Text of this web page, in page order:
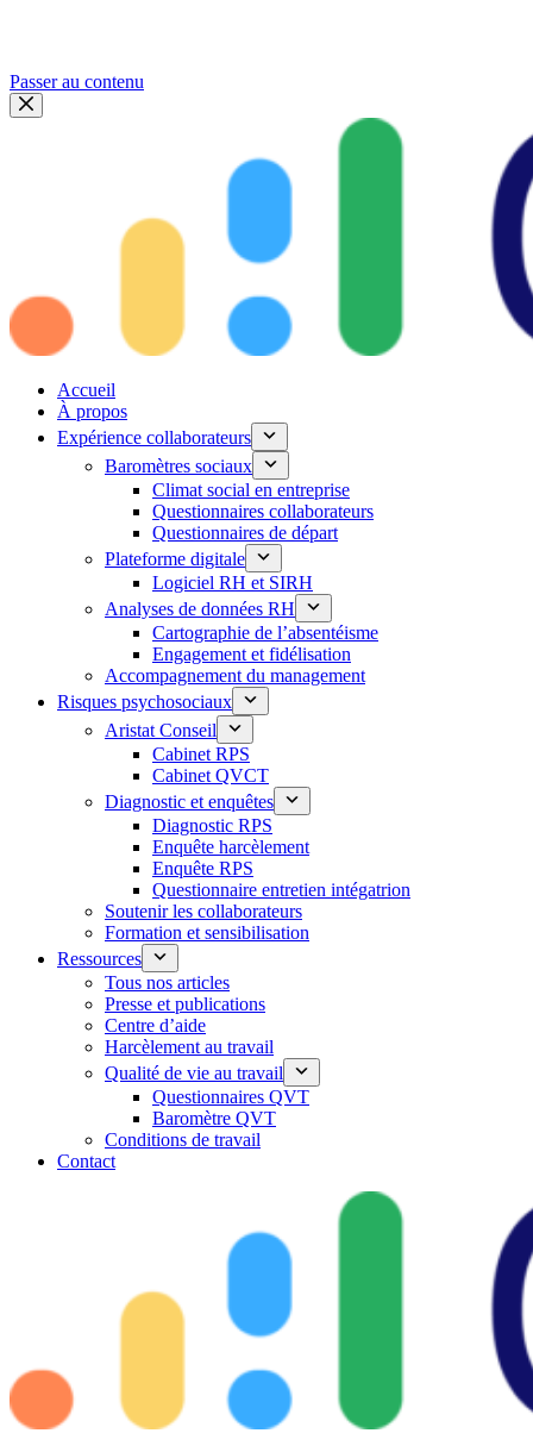
Passer au contenu
Accueil
À propos
Expérience collaborateurs
Baromètres sociaux
Climat social en entreprise
Questionnaires collaborateurs
Questionnaires de départ
Plateforme digitale
Logiciel RH et SIRH
Analyses de données RH
Cartographie de l’absentéisme
Engagement et fidélisation
Accompagnement du management
Risques psychosociaux
Aristat Conseil
Cabinet RPS
Cabinet QVCT
Diagnostic et enquêtes
Diagnostic RPS
Enquête harcèlement
Enquête RPS
Questionnaire entretien intégatrion
Soutenir les collaborateurs
Formation et sensibilisation
Ressources
Tous nos articles
Presse et publications
Centre d’aide
Harcèlement au travail
Qualité de vie au travail
Questionnaires QVT
Baromètre QVT
Conditions de travail
Contact